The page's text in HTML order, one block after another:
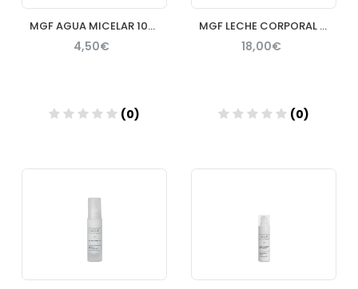
MGF AGUA MICELAR 100ML
4,50€
(0)
MGF LECHE CORPORAL AFTERSUN 400ML SOLAR
18,00€
(0)